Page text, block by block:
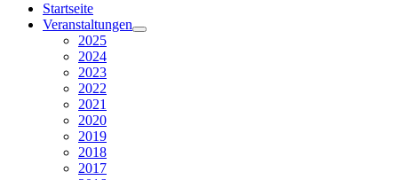
Startseite
Veranstaltungen
2025
2024
2023
2022
2021
2020
2019
2018
2017